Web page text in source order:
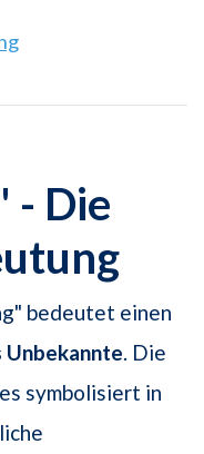
- Die
bedeutet einen
Unbekannte. Die
symbolisiert in